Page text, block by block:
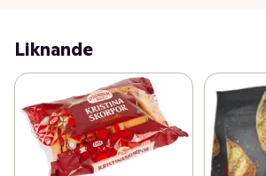
Liknande